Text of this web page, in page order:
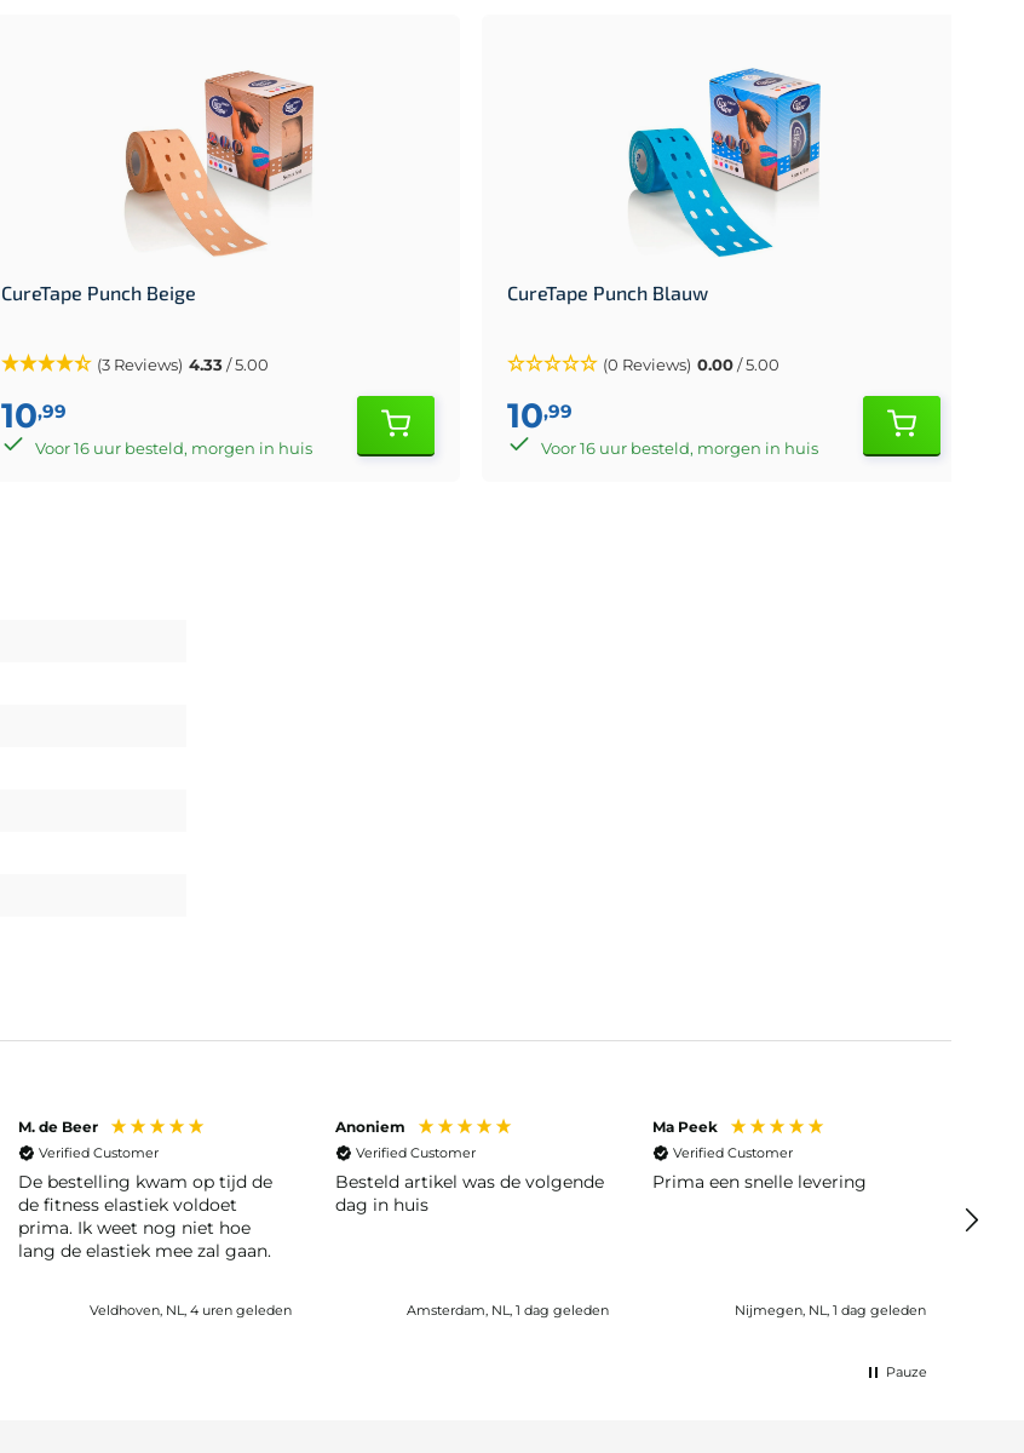
CureTape Punch Beige
(3 Reviews) 4.33/ 5.00
10,99
Voor 16 uur besteld, morgen in huis
CureTape Punch Blauw
(0 Reviews) 0.00/ 5.00
10,99
Voor 16 uur besteld, morgen in huis
M. de Beer
Verified Customer
De bestelling kwam op tijd de
de fitness elastiek voldoet
prima. Ik weet nog niet hoe
lang de elastiek mee zal gaan.
Veldhoven, NL, 4 uren geleden
Anoniem
Verified Customer
Besteld artikel was de volgende
dag in huis
Amsterdam, NL, 1 dag geleden
Ma Peek
Verified Customer
Prima een snelle levering
Nijmegen, NL, 1 dag geleden
Pauze